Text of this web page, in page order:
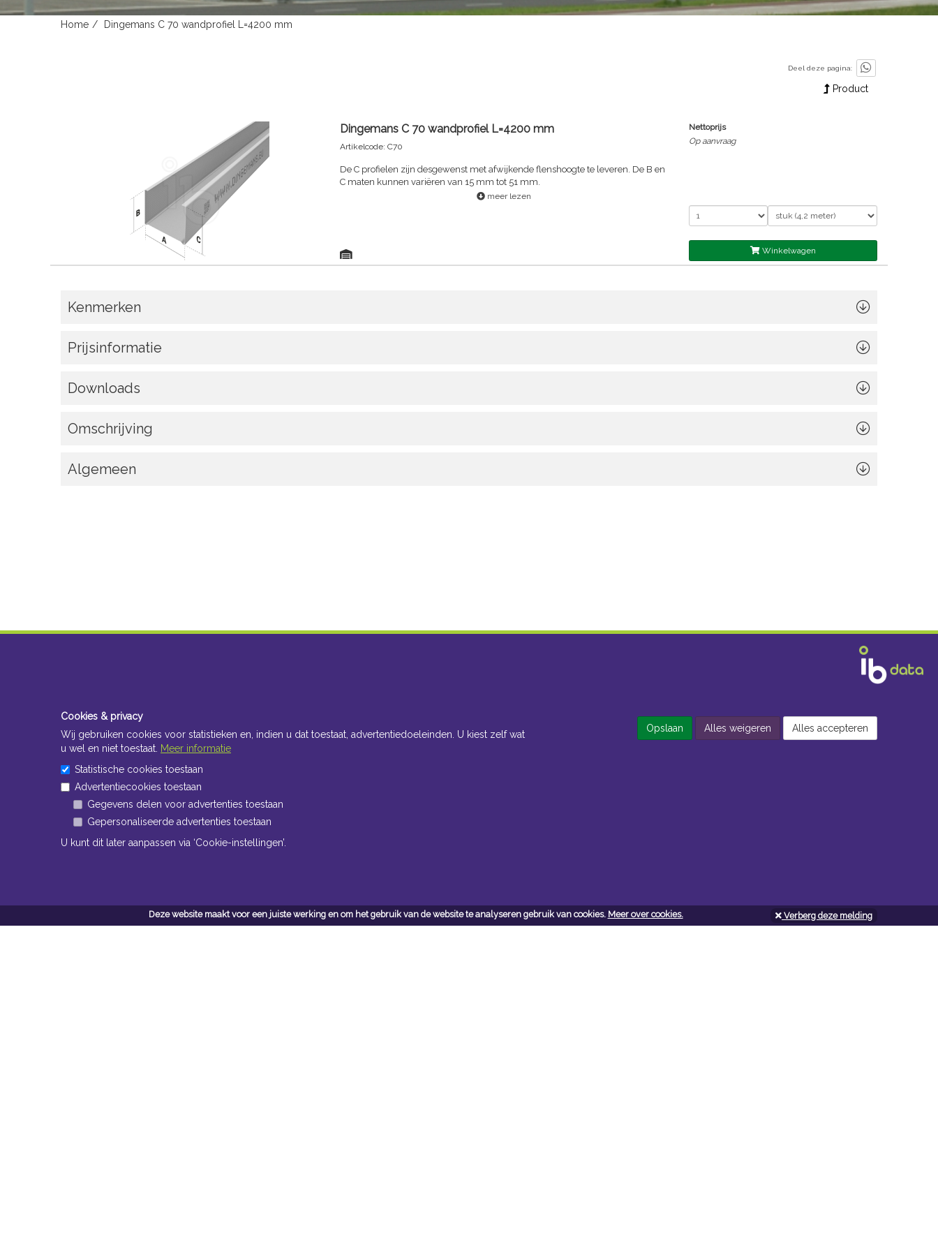
Deze website maakt voor een juiste werking en om het gebruik van de website te analyseren gebruik van cookies. Meer over cookies. Verberg deze melding
Home Dingemans C 70 wandprofiel L=4200 mm
Deel deze pagina:
Product
Dingemans C 70 wandprofiel L=4200 mm
Artikelcode: C70
De C profielen zijn desgewenst met afwijkende flenshoogte te leveren. De B en
C maten kunnen variëren van 15 mm tot 51 mm.
meer lezen
Nettoprijs
Op aanvraag
Winkelwagen
Kenmerken
Prijsinformatie
Downloads
Omschrijving
Algemeen
Cookies & privacy
Wij gebruiken cookies voor statistieken en, indien u dat toestaat, advertentiedoeleinden. U kiest zelf wat
u wel en niet toestaat. Meer informatie
Statistische cookies toestaan
Advertentiecookies toestaan
Gegevens delen voor advertenties toestaan
Gepersonaliseerde advertenties toestaan
U kunt dit later aanpassen via ‘Cookie-instellingen’.
Opslaan Alles weigeren Alles accepteren